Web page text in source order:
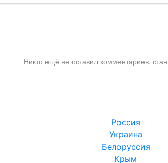
Никто ещё не оставил комментариев,
Россия
Украина
Белоруссия
Крым